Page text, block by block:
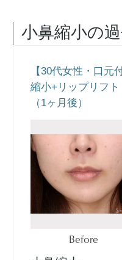
小鼻縮小の
【30代女性・口元
縮小+リップリフ
（1ヶ月後）
Before